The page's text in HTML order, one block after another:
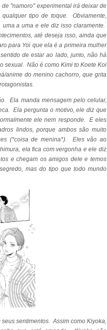
"namoro" experimental irá deixar de
tipo de toque. Obviamente,
a uma e ele diz isso claramente.
até deseja isso, ainda que
para Yoi que ela é a primeira mulher
de estar ao lado, junto, não há
sexual. Não é como Kimi to Koete Koi
anime do menino cachorro, que grita
Ela manda mensagem pelo celular,
Ela pergunta o motivo, ele diz que
ele nem responde. E eles
lindos, porque ambos são muito
(*coisa de menina*). Eles vão ao
ela fica com vergonha e ele diz
e chegam os amigos dele e temos
mas do tipo que todo mundo
sentimentos. Assim como Kiyoka,